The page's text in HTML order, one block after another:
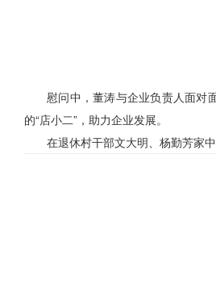
慰问中，董涛与企业负责人面对
的“店小二”，助力企业发展。
在退休村干部文大明、杨勤芳家